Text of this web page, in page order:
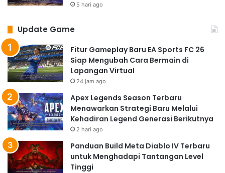
5 hari ago
Update Game
Fitur Gameplay Baru EA Sports FC 26
Siap Mengubah Cara Bermain di
Lapangan Virtual
24 jam ago
Apex Legends Season Terbaru
Menawarkan Strategi Baru Melalui
Kehadiran Legend Generasi Berikutnya
2 hari ago
Panduan Build Meta Diablo IV Terbaru
untuk Menghadapi Tantangan Level
Tinggi